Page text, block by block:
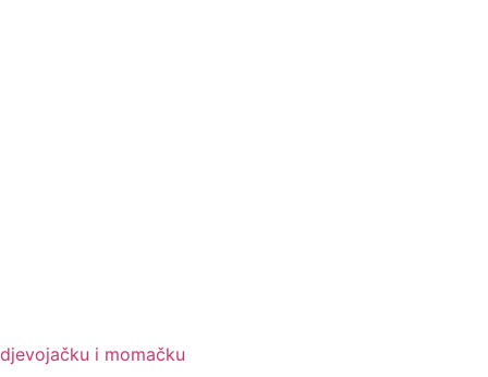
i momačku